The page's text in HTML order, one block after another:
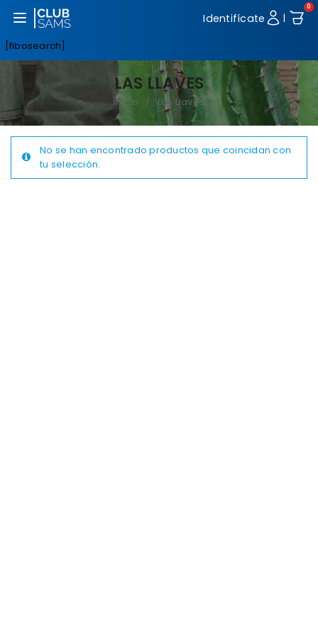
Abrir menú Identifícate |
0
[fibosearch]
LAS LLAVES
Inicio / Las Llaves
No se han encontrado productos que coincidan con
tu selección.